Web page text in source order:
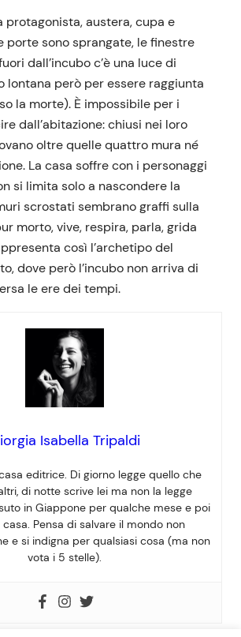
protagonista, austera, cupa e
porte sono sprangate, le finestre
dall’incubo c’è una luce di
lontana però per essere raggiunta
la morte). È impossibile per i
dall’abitazione: chiusi nei loro
oltre quelle quattro mura né
La casa soffre con i personaggi
si limita solo a nascondere la
scrostati sembrano graffi sulla
morto, vive, respira, parla, grida
così l’archetipo del
dove però l’incubo non arriva di
le ere dei tempi.
Isabella Tripaldi
editrice. Di giorno legge quello che
di notte scrive lei ma non la legge
in Giappone per qualche mese e poi
Pensa di salvare il mondo non
e si indigna per qualsiasi cosa (ma non
vota i 5 stelle).